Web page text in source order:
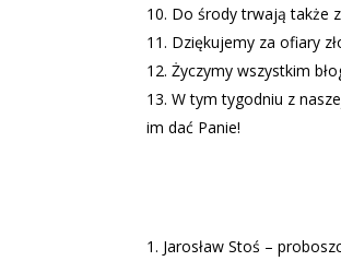
Do środy trwają także
Dziękujemy za ofiary
Życzymy wszystkim
W tym tygodniu z
im dać Panie!
Jarosław Stoś –